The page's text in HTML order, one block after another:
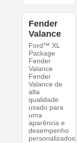
Fender
Valance
Ford™ XL
Package
Fender
Valance
Fender
Valance de
alta
qualidade
usado para
uma
aparência e
desempenho
personalizados.